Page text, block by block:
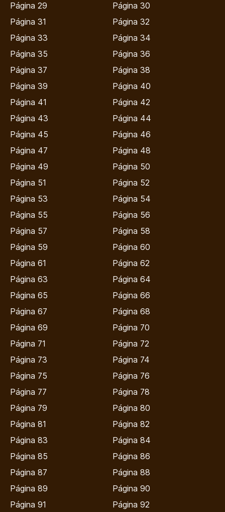
Página 29
Página 30
Página 31
Página 32
Página 33
Página 34
Página 35
Página 36
Página 37
Página 38
Página 39
Página 40
Página 41
Página 42
Página 43
Página 44
Página 45
Página 46
Página 47
Página 48
Página 49
Página 50
Página 51
Página 52
Página 53
Página 54
Página 55
Página 56
Página 57
Página 58
Página 59
Página 60
Página 61
Página 62
Página 63
Página 64
Página 65
Página 66
Página 67
Página 68
Página 69
Página 70
Página 71
Página 72
Página 73
Página 74
Página 75
Página 76
Página 77
Página 78
Página 79
Página 80
Página 81
Página 82
Página 83
Página 84
Página 85
Página 86
Página 87
Página 88
Página 89
Página 90
Página 91
Página 92